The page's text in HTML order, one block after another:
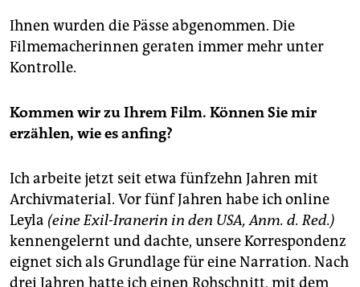
Ihnen wurden die Pässe abgenommen. Die
Filmemacherinnen geraten immer mehr unter
Kon­trolle.
Kommen wir zu Ihrem Film. Können Sie mir
erzählen, wie es anfing?
Ich arbeite jetzt seit etwa fünfzehn Jahren mit
Archivmaterial. Vor fünf Jahren habe ich online
Leyla (eine Exil-Iranerin in den USA, Anm. d. Red.)
kennengelernt und dachte, unsere Korrespondenz
eignet sich als Grundlage für eine Narration. Nach
drei Jahren hatte ich einen Rohschnitt, mit dem